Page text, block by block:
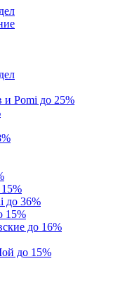
и Pomi до 25%
15%
до 36%
15%
до 16%
до 15%